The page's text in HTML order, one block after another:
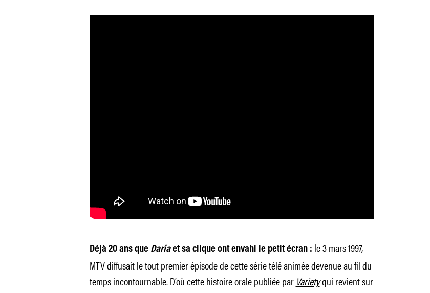
Déjà 20 ans queDariaet sa clique ont envahi le petit écran : le 3 mars 1997,
MTV diffusait le tout premier épisode de cette série télé animée devenue au fil du
temps incontournable. D’où cette histoire orale publiée par Varietyqui revient sur